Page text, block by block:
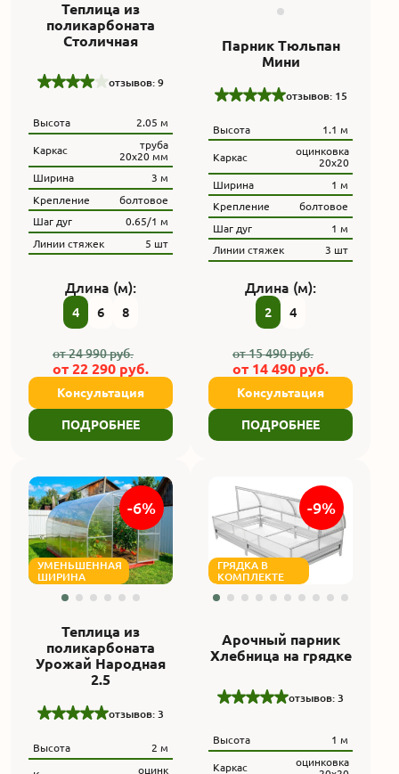
Теплица из
поликарбоната
Столичная
отзывов: 9
Высота 2.05 м
Каркас
труба
20x20 мм
Ширина
3 м
Крепление
болтовое
Шаг дуг
0.65/1 м
Линии стяжек
5 шт
Длина (м):
4 6 8
от24 990руб.
от 22 290 руб.
Консультация
ПОДРОБНЕЕ
Парник Тюльпан
Мини
отзывов: 15
Высота 1.1 м
Каркас
оцинковка
20х20
Ширина
1 м
Крепление
болтовое
Шаг дуг
1 м
Линии стяжек
3 шт
Длина (м):
2 4
от15 490руб.
от 14 490 руб.
Консультация
ПОДРОБНЕЕ
УМЕНЬШЕННАЯ
ШИРИНА
-6%
Теплица из
поликарбоната
Урожай Народная
2.5
отзывов: 3
Высота 2 м
оцинк
ГРЯДКА В
КОМПЛЕКТЕ
-9%
Арочный парник
Хлебница на грядке
отзывов: 3
Высота 1 м
Каркас
оцинковка